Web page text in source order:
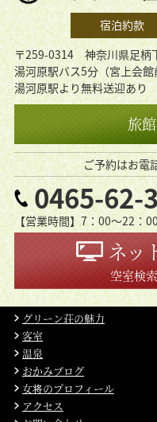
宿泊約款
〒259-0314 神奈川県足柄
湯河原駅バス5分（宮上会
湯河原駅より無料送迎あり
旅
ご予約はお電
0465-62-
【営業時間】7：00〜22：
ネッ
空室検
グリーン荘の魅力
客室
温泉
おかみブログ
女将のプロフィール
アクセス